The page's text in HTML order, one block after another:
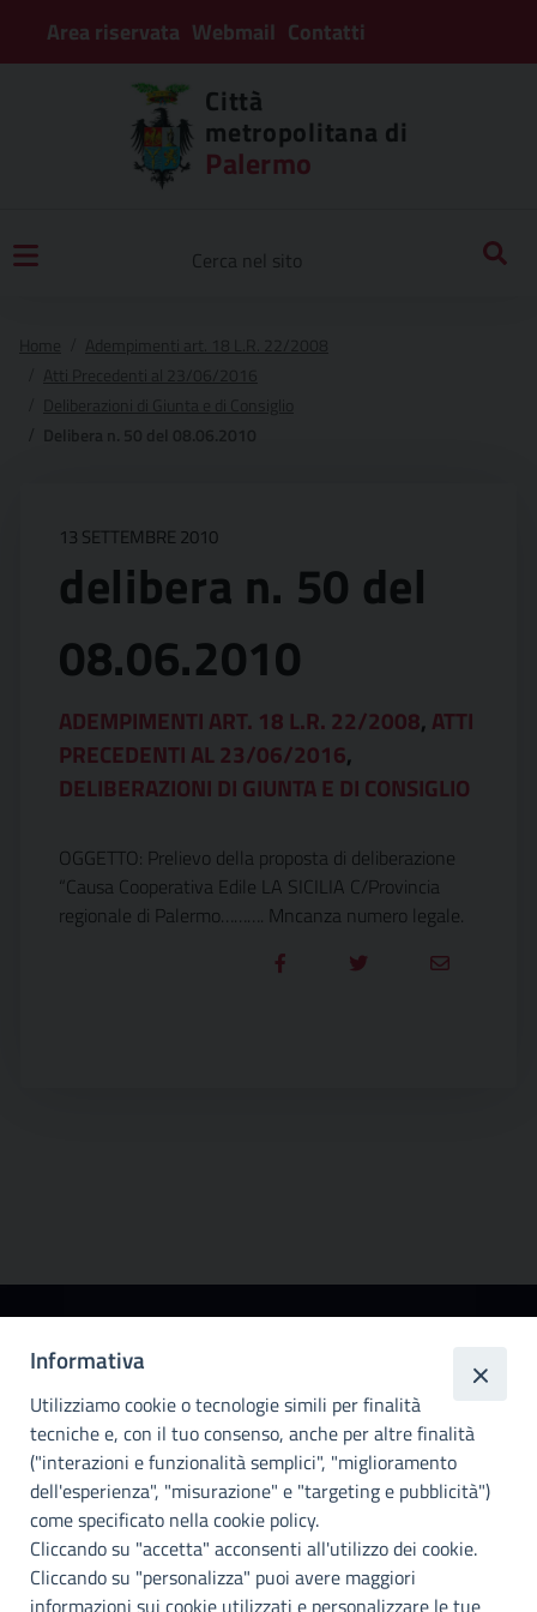
Area riservata Webmail Contatti
Città
metropolitana di
Palermo
13 SETTEMBRE 2010
delibera n. 50 del
08.06.2010
ADEMPIMENTI ART. 18 L.R. 22/2008, ATTI
PRECEDENTI AL 23/06/2016,
DELIBERAZIONI DI GIUNTA E DI CONSIGLIO
OGGETTO: Prelievo della proposta di deliberazione
“Causa Cooperativa Edile LA SICILIA C/Provincia
regionale di Palermo………. Mncanza numero legale.
metropolitana di
Palermo
Info e contatti
Città Metropoliitana di Palermo
Via Maqueda, 100 - 90134 - Palermo
Cod. Fisc. 80021470820
PEC: cm.pa@cert.cittametropolitana.pa.it
Informativa
Utilizziamo cookie o tecnologie simili per finalità
tecniche e, con il tuo consenso, anche per altre finalità
("interazioni e funzionalità semplici", "miglioramento
dell'esperienza", "misurazione" e "targeting e pubblicità")
come specificato nella cookie policy.
Cliccando su "accetta" acconsenti all'utilizzo dei cookie.
Cliccando su "personalizza" puoi avere maggiori
informazioni sui cookie utilizzati e personalizzare le tue